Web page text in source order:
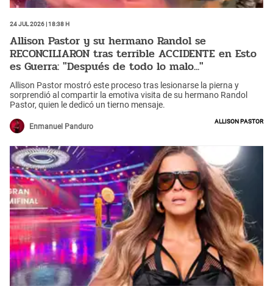
24 Jul 2026 | 18:38 h
Allison Pastor y su hermano Randol se
RECONCILIARON tras terrible ACCIDENTE en Esto
es Guerra: "Después de todo lo malo..."
Allison Pastor mostró este proceso tras lesionarse la pierna y
sorprendió al compartir la emotiva visita de su hermano Randol
Pastor, quien le dedicó un tierno mensaje.
Enmanuel Panduro
Allison Pastor